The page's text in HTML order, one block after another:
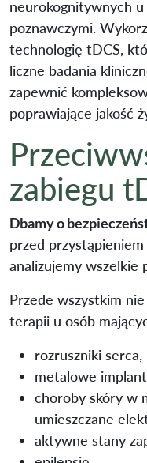
neurokognitywnych
poznawczymi.
technologię tDCS,
liczne badania
zapewnić
poprawiające jakość
zabiegu
Dbamy o
przed
analizujemy wszelkie
Przede wszystkim
terapii u osób
rozruszniki serca,
metalowe
choroby skóry w
umieszczane
aktywne stany